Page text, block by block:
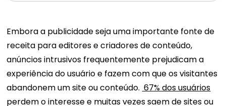
Embora a publicidade seja uma importante fonte de
receita para editores e criadores de conteúdo,
anúncios intrusivos frequentemente prejudicam a
experiência do usuário e fazem com que os visitantes
abandonem um site ou conteúdo. 67% dos usuários
perdem o interesse e muitas vezes saem de sites ou